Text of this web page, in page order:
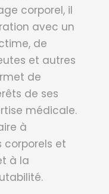
corporel, il
avec un
de
et autres
de
de ses
médicale.
à
corporels et
à la